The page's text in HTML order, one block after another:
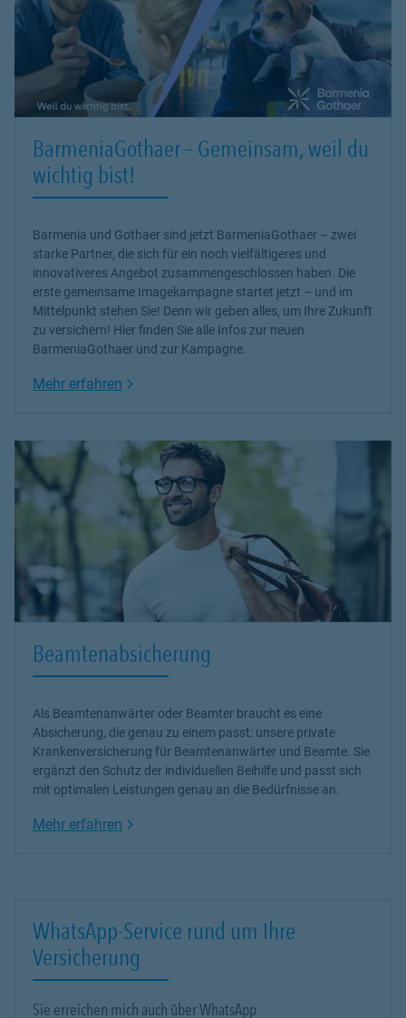
BarmeniaGothaer – Gemeinsam, weil du
wichtig bist!
Barmenia und Gothaer sind jetzt BarmeniaGothaer – zwei
starke Partner, die sich für ein noch vielfältigeres und
innovativeres Angebot zusammengeschlossen haben. Die
erste gemeinsame Imagekampagne startet jetzt – und im
Mittelpunkt stehen Sie! Denn wir geben alles, um Ihre Zukunft
zu versichern! Hier finden Sie alle Infos zur neuen
BarmeniaGothaer und zur Kampagne.
Mehr erfahren Link Opens in New Tab
Beamtenabsicherung
Als Beamtenanwärter oder Beamter braucht es eine
Absicherung, die genau zu einem passt: unsere private
Krankenversicherung für Beamtenanwärter und Beamte. Sie
ergänzt den Schutz der individuellen Beihilfe und passt sich
mit optimalen Leistungen genau an die Bedürfnisse an.
Mehr erfahren Link Opens in New Tab
WhatsApp-Service rund um Ihre
Versicherung
Sie erreichen mich auch über WhatsApp